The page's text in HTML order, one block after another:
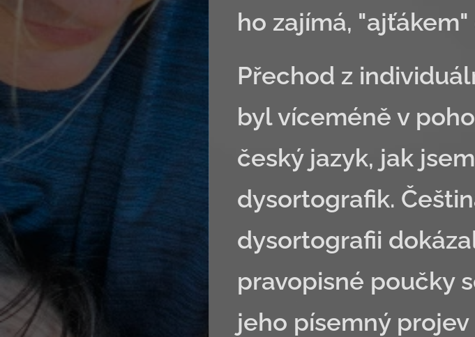
ho zajímá,
Přechod z
byl víceméně v
český jazyk, jak
dysortografik.
dysortografii
pravopisné poučky
jeho písemný